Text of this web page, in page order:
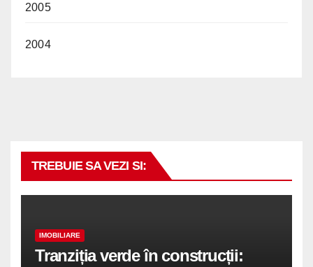
2005
2004
TREBUIE SA VEZI SI:
IMOBILIARE
Tranziția verde în construcții: